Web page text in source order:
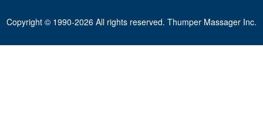
Copyright © 1990-2026 All rights reserved. Thumper Massager Inc.